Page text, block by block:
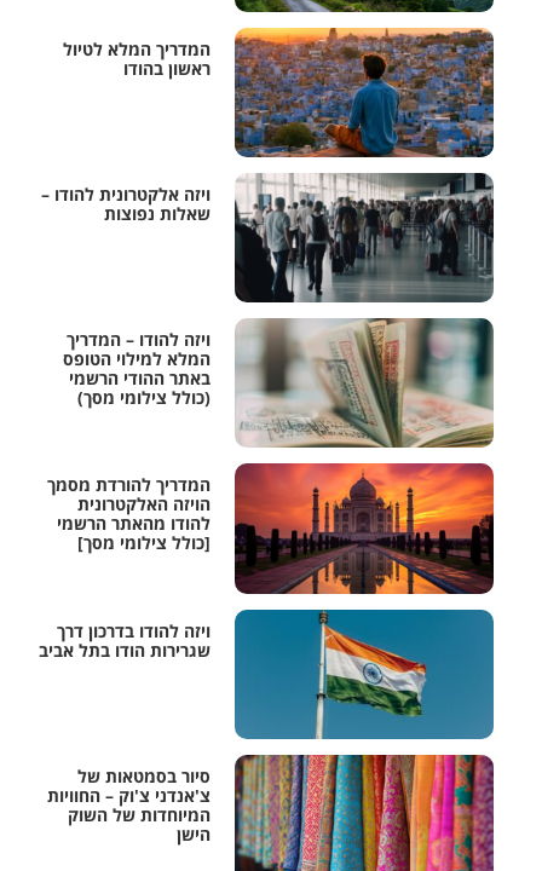
המדריך המלא לטיול
ראשון בהודו
ויזה אלקטרונית להודו –
שאלות נפוצות
ויזה להודו – המדריך
המלא למילוי הטופס
באתר ההודי הרשמי
(כולל צילומי מסך)
המדריך להורדת מסמך
הויזה האלקטרונית
להודו מהאתר הרשמי
[כולל צילומי מסך]
ויזה להודו בדרכון דרך
שגרירות הודו בתל אביב
סיור בסמטאות של
צ'אנדני צ'וק – החוויות
המיוחדות של השוק
הישן